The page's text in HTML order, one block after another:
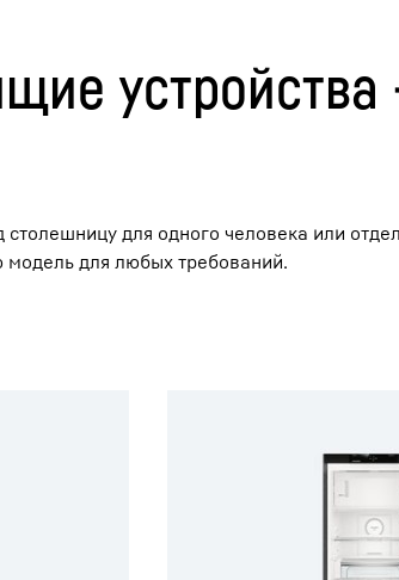
для одного человека или
для любых требований.